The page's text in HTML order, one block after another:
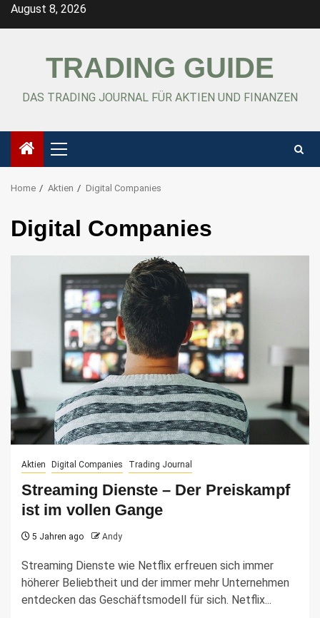
SkipAugust 8, 2026
TRADING GUIDE
DAS TRADING JOURNAL FÜR AKTIEN UND FINANZEN
Primary
Menu
Home Aktien Digital Companies
Digital Companies
Aktien Digital Companies Trading Journal
Streaming Dienste – Der Preiskampf
ist im vollen Gange
5 Jahren ago Andy
Streaming Dienste wie Netflix erfreuen sich immer
höherer Beliebtheit und der immer mehr Unternehmen
entdecken das Geschäftsmodell für sich. Netflix...